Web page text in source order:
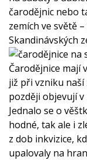
čarodějnic nebo
zemích ve světě
Skandinávských
Čarodějnice mají
již při vzniku naší
později objevují
Jednalo se o
hodné, tak ale i
z dob inkvizice,
upalovaly na